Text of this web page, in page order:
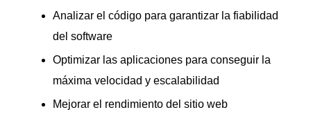
Analizar el código para garantizar la fiabilidad
del software
Optimizar las aplicaciones para conseguir la
máxima velocidad y escalabilidad
Mejorar el rendimiento del sitio web